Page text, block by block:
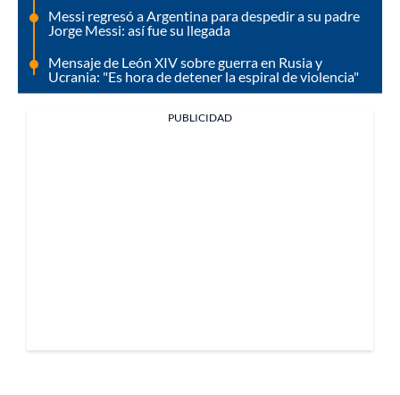
Messi regresó a Argentina para despedir a su padre
Jorge Messi: así fue su llegada
Mensaje de León XIV sobre guerra en Rusia y
Ucrania: "Es hora de detener la espiral de violencia"
PUBLICIDAD